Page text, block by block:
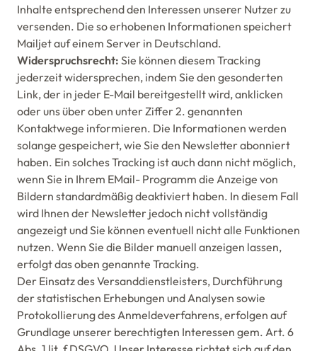
Inhalte entsprechend den Interessen unserer Nutzer zu
versenden. Die so erhobenen Informationen speichert
Mailjet auf einem Server in Deutschland.
Widerspruchsrecht: Sie können diesem Tracking
jederzeit widersprechen, indem Sie den gesonderten
Link, der in jeder E-Mail bereitgestellt wird, anklicken
oder uns über oben unter Ziffer 2. genannten
Kontaktwege informieren. Die Informationen werden
solange gespeichert, wie Sie den Newsletter abonniert
haben. Ein solches Tracking ist auch dann nicht möglich,
wenn Sie in Ihrem EMail- Programm die Anzeige von
Bildern standardmäßig deaktiviert haben. In diesem Fall
wird Ihnen der Newsletter jedoch nicht vollständig
angezeigt und Sie können eventuell nicht alle Funktionen
nutzen. Wenn Sie die Bilder manuell anzeigen lassen,
erfolgt das oben genannte Tracking.
Der Einsatz des Versanddienstleisters, Durchführung
der statistischen Erhebungen und Analysen sowie
Protokollierung des Anmeldeverfahrens, erfolgen auf
Grundlage unserer berechtigten Interessen gem. Art. 6